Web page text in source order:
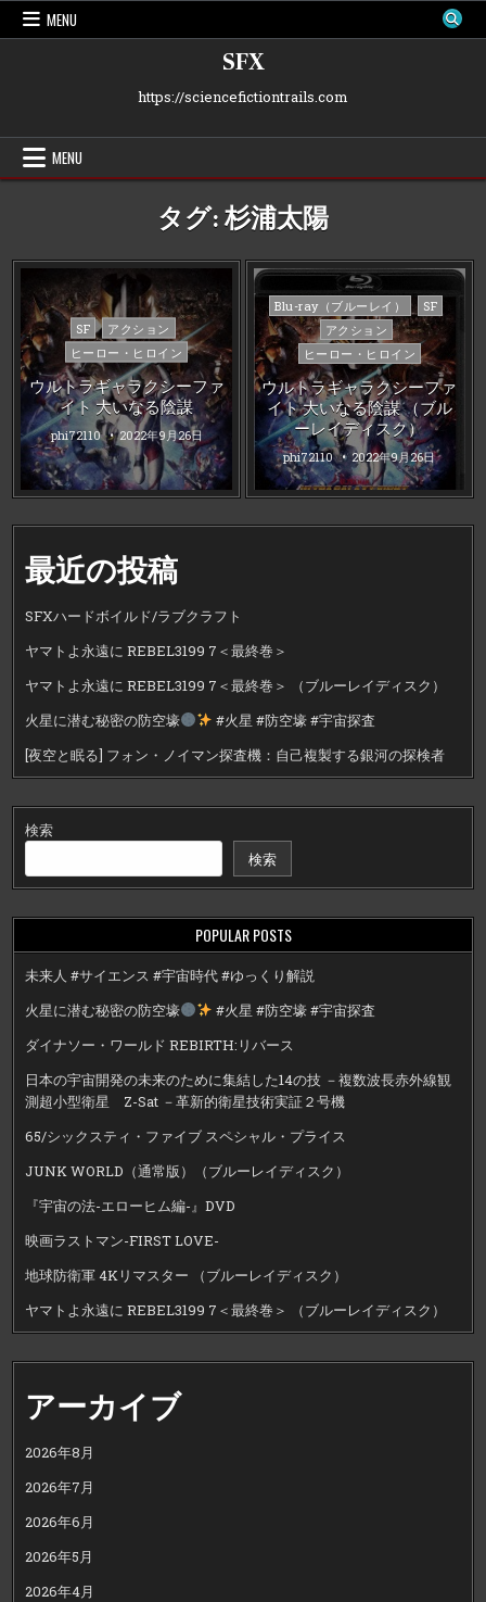
Skip
MENU
SFX
https://sciencefictiontrails.com
MENU
タグ:杉浦太陽
Posted
in
SF
アクション
ヒーロー・ヒロイン
ウルトラギャラクシーファ
イト 大いなる陰謀
phi72110 2022年9月26日
Posted
in
Blu-ray（ブルーレイ）
SF
アクション
ヒーロー・ヒロイン
ウルトラギャラクシーファ
イト 大いなる陰謀 （ブル
ーレイディスク）
phi72110 2022年9月26日
最近の投稿
SFXハードボイルド/ラブクラフト
ヤマトよ永遠に REBEL3199 7＜最終巻＞
ヤマトよ永遠に REBEL3199 7＜最終巻＞ （ブルーレイディスク）
火星に潜む秘密の防空壕
#火星 #防空壕 #宇宙探査
[夜空と眠る] フォン・ノイマン探査機：自己複製する銀河の探検者
検索
検索
POPULAR POSTS
未来人 #サイエンス #宇宙時代 #ゆっくり解説
火星に潜む秘密の防空壕
#火星 #防空壕 #宇宙探査
ダイナソー・ワールド REBIRTH:リバース
日本の宇宙開発の未来のために集結した14の技 －複数波長赤外線観
測超小型衛星 Z-Sat －革新的衛星技術実証２号機
65/シックスティ・ファイブ スペシャル・プライス
JUNK WORLD（通常版）（ブルーレイディスク）
『宇宙の法-エローヒム編-』DVD
映画ラストマン-FIRST LOVE-
地球防衛軍 4Kリマスター （ブルーレイディスク）
ヤマトよ永遠に REBEL3199 7＜最終巻＞ （ブルーレイディスク）
アーカイブ
2026年8月
2026年7月
2026年6月
2026年5月
2026年4月